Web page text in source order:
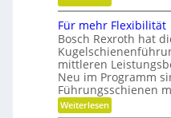
i
k
u
n
d
P
l
t
r
i
e
b
u
n
d
r
m
a
t
u
r
K
u
n
s
s
t
Für mehr Flexibilität
Bosch Rexroth hat
mittleren
Neu im Programm
Führungsschienen
Weiterlesen:
F